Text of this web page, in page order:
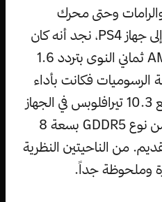
وحتى محرك
الأقراص الضوئي. بالعودة إلى جهاز PS4، نجد أنه كان
مزوداً بمعالج AMD Jaguar ثماني النوى بتردد 1.6
الرسوميات فكانت بأداء
1.84 تيرافلوبس (مقارنة مع 10.3 تيرافلوبس في الجهاز
الجديد)، وكذلك الرامات من نوع GDDR5 بسعة 8
من الناحيتين النظرية
وملحوظة جداً.